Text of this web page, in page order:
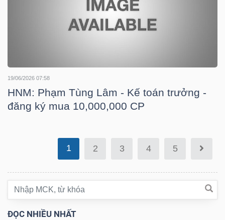
19/06/2026 07:58
HNM: Phạm Tùng Lâm - Kế toán trưởng -
đăng ký mua 10,000,000 CP
1 2 3 4 5
ĐỌC NHIỀU NHẤT
ÍCH
BẤT
ĐỘNG